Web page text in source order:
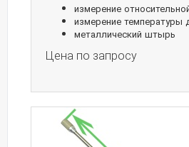
измерение
измерение температуры
металлический штырь
Цена по запросу